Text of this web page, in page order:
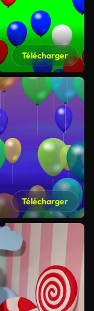
Télécharger
Télécharger